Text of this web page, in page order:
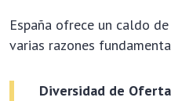
España ofrece un caldo
varias razones
Diversidad de